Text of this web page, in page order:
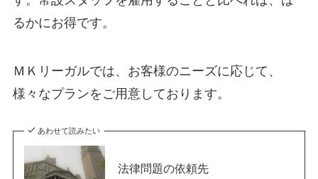
るかにお得です。
ＭＫリーガルでは、お客様のニーズに応じて、
様々なプランをご用意しております。
あわせて読みたい
法律問題の依頼先